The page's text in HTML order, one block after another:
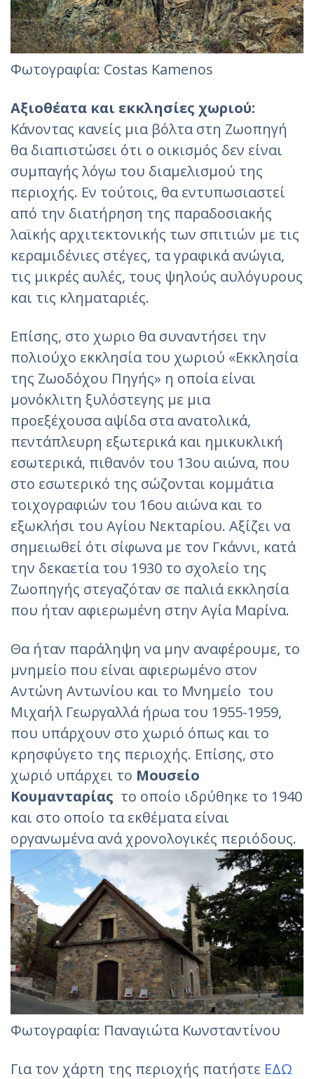
Φωτογραφία: Costas Kamenos
Αξιοθέατα και εκκλησίες χωριού:
Κάνοντας κανείς μια βόλτα στη Ζωοπηγή
θα διαπιστώσει ότι ο οικισμός δεν είναι
συμπαγής λόγω του διαμελισμού της
περιοχής. Εν τούτοις, θα εντυπωσιαστεί
από την διατήρηση της παραδοσιακής
λαϊκής αρχιτεκτονικής των σπιτιών με τις
κεραμιδένιες στέγες, τα γραφικά ανώγια,
τις μικρές αυλές, τους ψηλούς αυλόγυρους
και τις κληματαριές.
Επίσης, στο χωριο θα συναντήσει την
πολιούχο εκκλησία του χωριού «Eκκλησία
της Ζωοδόχου Πηγής» η οποία είναι
μονόκλιτη ξυλόστεγης με μια
προεξέχουσα αψίδα στα ανατολικά,
πεντάπλευρη εξωτερικά και ημικυκλική
εσωτερικά, πιθανόν του 13ου αιώνα, που
στο εσωτερικό της σώζονται κομμάτια
τοιχογραφιών του 16ου αιώνα και το
εξωκλήσι του Αγίου Νεκταρίου. Αξίζει να
σημειωθεί ότι σίφωνα με τον Γκάννι, κατά
την δεκαετία του 1930 το σχολείο της
Ζωοπηγής στεγαζόταν σε παλιά εκκλησία
που ήταν αφιερωμένη στην Αγία Μαρίνα.
Θα ήταν παράληψη να μην αναφέρουμε, το
μνημείο που είναι αφιερωμένο στον
Αντώνη Αντωνίου και το Μνημείο του
Μιχαήλ Γεωργαλλά ήρωα του 1955-1959,
που υπάρχουν στο χωριό όπως και το
κρησφύγετο της περιοχής. Επίσης, στο
χωριό υπάρχει το Μουσείο
Κουμανταρίας το οποίο ιδρύθηκε το 1940
και στο οποίο τα εκθέματα είναι
οργανωμένα ανά χρονολογικές περιόδους.
Φωτογραφία: Παναγιώτα Κωνσταντίνου
Για τον χάρτη της περιοχής πατήστε ΕΔΩ